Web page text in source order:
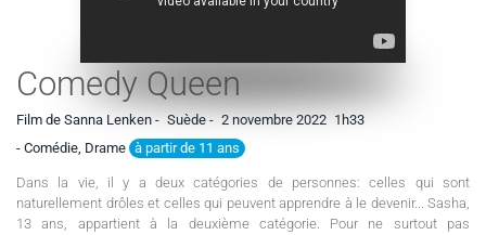
Comedy Queen
Film de Sanna Lenken - Suède - 2 novembre 2022 1h33
- Comédie, Drame à partir de 11 ans
Dans la vie, il y a deux catégories de personnes: celles qui sont
naturellement drôles et celles qui peuvent apprendre à le devenir... Sasha,
13 ans, appartient à la deuxième catégorie. Pour ne surtout pas